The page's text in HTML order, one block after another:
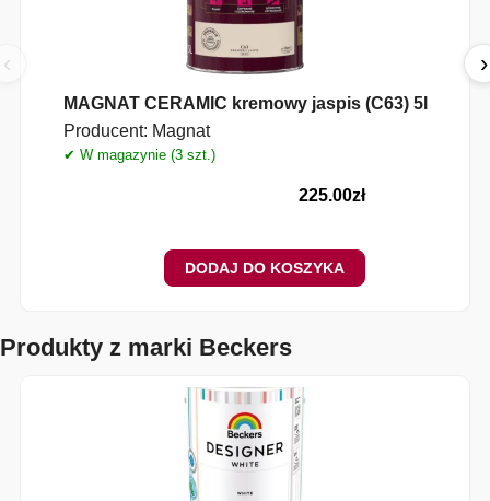
‹
MAGNAT CERAMIC kremowy jaspis (C63) 5l
Producent: Magnat
✔ W magazynie (3 szt.)
225.00zł
DODAJ DO KOSZYKA
›
Produkty z marki Beckers